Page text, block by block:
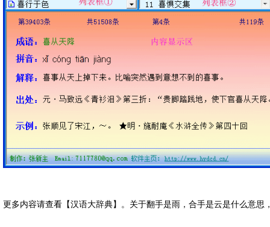
更多内容请查看【汉语大辞典】。关于翻手是雨，合手是云是什么意思